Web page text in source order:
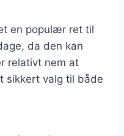
en populær ret til
da den kan
relativt nem at
sikkert valg til både